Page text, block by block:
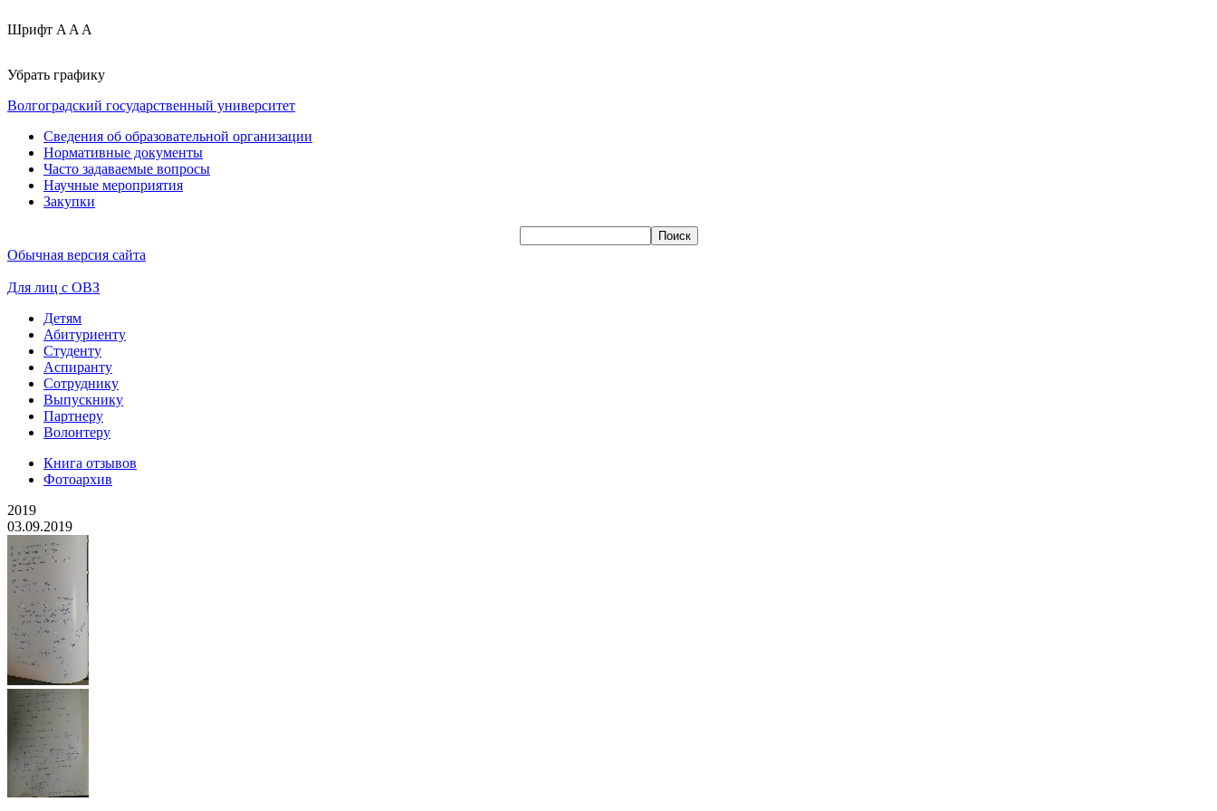
Шрифт A A A
Убрать графику
Волгоградский государственный университет
Сведения об образовательной организации
Нормативные документы
Часто задаваемые вопросы
Научные мероприятия
Закупки
Обычная версия сайта
Для лиц с ОВЗ
Детям
Абитуриенту
Студенту
Аспиранту
Сотруднику
Выпускнику
Партнеру
Волонтеру
Книга отзывов
Фотоархив
2019
03.09.2019